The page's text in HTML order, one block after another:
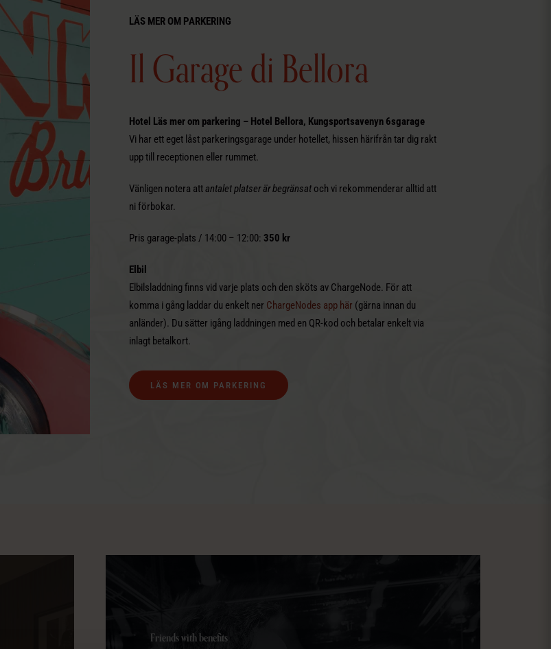
LÄS MER OM PARKERING
Il Garage di Bellora
Hotel Läs mer om parkering – Hotel Bellora, Kungsportsavenyn 6sgarage
Vi har ett eget låst parkeringsgarage under hotellet, hissen härifrån tar dig rakt
upp till receptionen eller rummet.
Vänligen notera attantalet platser är begränsatoch vi rekommenderar alltid att
ni förbokar.
Pris garage-plats / 14:00 – 12:00: 350 kr
Elbil
Elbilsladdning finns vid varje plats och den sköts av ChargeNode. För att
komma i gång laddar du enkelt ner ChargeNodes app här (gärna innan du
anländer). Du sätter igång laddningen med en QR-kod och betalar enkelt via
inlagt betalkort.
LÄS MER OM PARKERING
Friends with benefits